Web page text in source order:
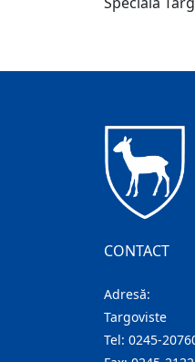
CONTACT
Adresă:
Targoviste
Tel: 0245-